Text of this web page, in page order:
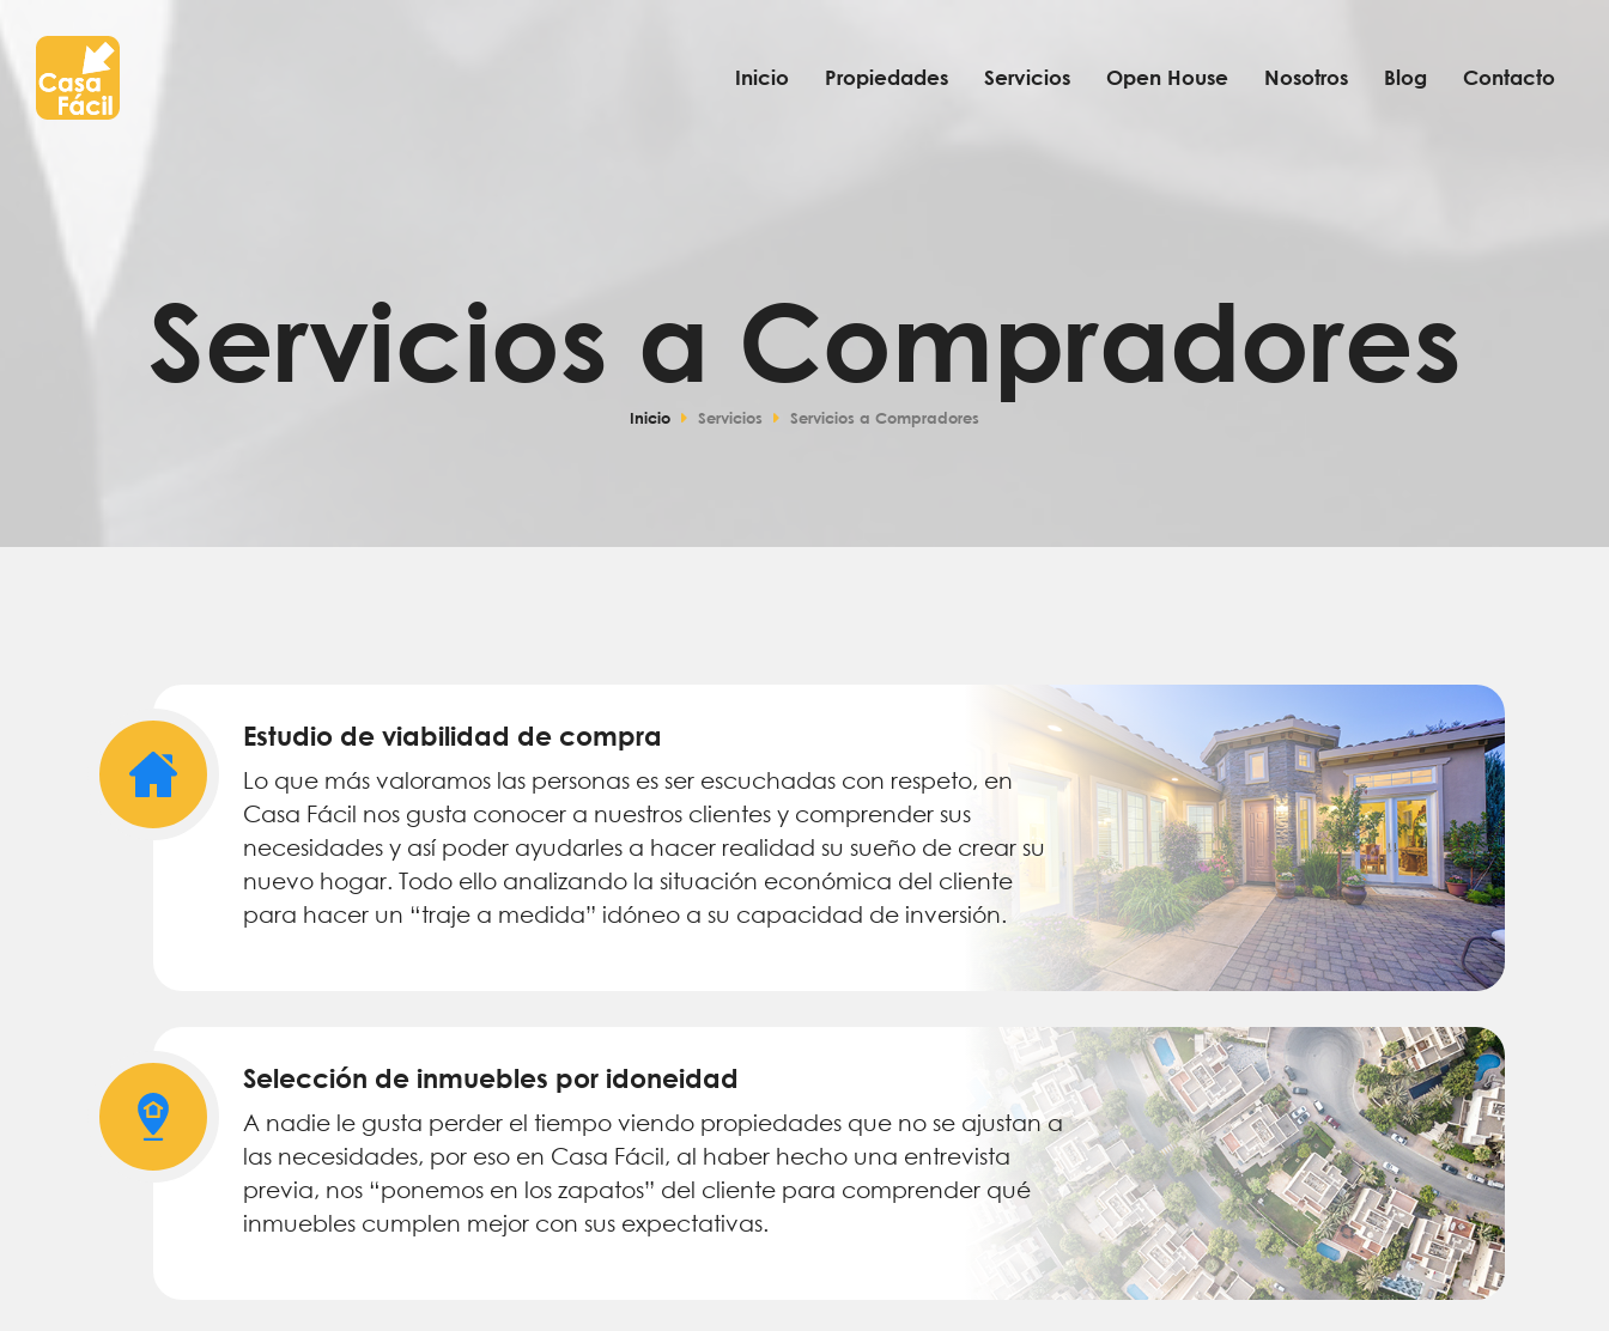
Inicio Propiedades Servicios Open House Nosotros Blog Contacto
Servicios a Compradores
Inicio Servicios Servicios a Compradores
Estudio de viabilidad de compra
Lo que más valoramos las personas es ser escuchadas con respeto, en
Casa Fácil nos gusta conocer a nuestros clientes y comprender sus
necesidades y así poder ayudarles a hacer realidad su sueño de crear su
nuevo hogar. Todo ello analizando la situación económica del cliente
para hacer un “traje a medida” idóneo a su capacidad de inversión.
Selección de inmuebles por idoneidad
A nadie le gusta perder el tiempo viendo propiedades que no se ajustan a
las necesidades, por eso en Casa Fácil, al haber hecho una entrevista
previa, nos “ponemos en los zapatos” del cliente para comprender qué
inmuebles cumplen mejor con sus expectativas.